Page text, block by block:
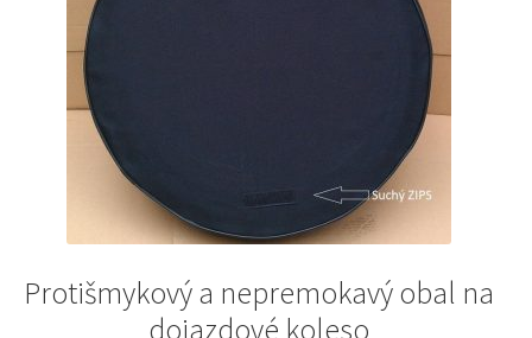
Protišmykový a nepremokavý obal na
dojazdové koleso